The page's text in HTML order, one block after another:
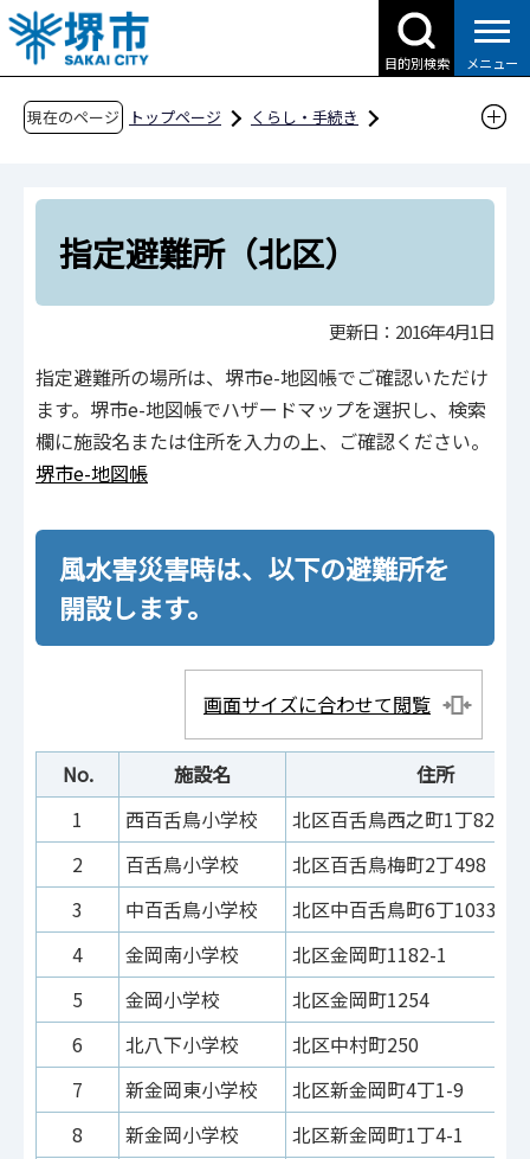
こ
の
ペ
目的別検索 メニュー
現在のページ トップページ
くらし・手続き
避難場所を知る
指定避難所
指定避難所（北区）
指定避難所（北区）
更新日：2016年4月1日
指定避難所の場所は、堺市e-地図帳でご確認いただけ
ます。堺市e-地図帳でハザードマップを選択し、検索
欄に施設名または住所を入力の上、ご確認ください。
堺市e-地図帳
風水害災害時は、以下の避難所を
開設します。
画面サイズに合わせて閲覧
No. 施設名
住所
1
西百舌鳥小学校
北区百舌鳥西之町1丁82
2
百舌鳥小学校
北区百舌鳥梅町2丁498
3
中百舌鳥小学校
北区中百舌鳥町6丁1033-2
4
金岡南小学校
北区金岡町1182-1
5
金岡小学校
北区金岡町1254
6
北八下小学校
北区中村町250
7
新金岡東小学校
北区新金岡町4丁1-9
8
新金岡小学校
北区新金岡町1丁4-1